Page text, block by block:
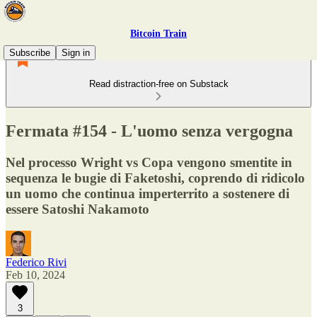
Bitcoin Train
Subscribe
Sign in
Read distraction-free on Substack
Fermata #154 - L'uomo senza vergogna
Nel processo Wright vs Copa vengono smentite in
sequenza le bugie di Faketoshi, coprendo di ridicolo
un uomo che continua imperterrito a sostenere di
essere Satoshi Nakamoto
Federico Rivi
Feb 10, 2024
3